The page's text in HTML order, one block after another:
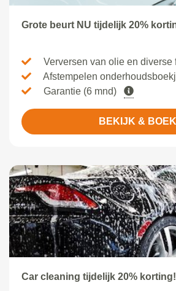
Grote beurt NU tijdelijk 20%
Verversen van olie en diverse
Afstempelen
Garantie (6 mnd)
BEKIJK & BOEK
Car cleaning tijdelijk 20% korting!